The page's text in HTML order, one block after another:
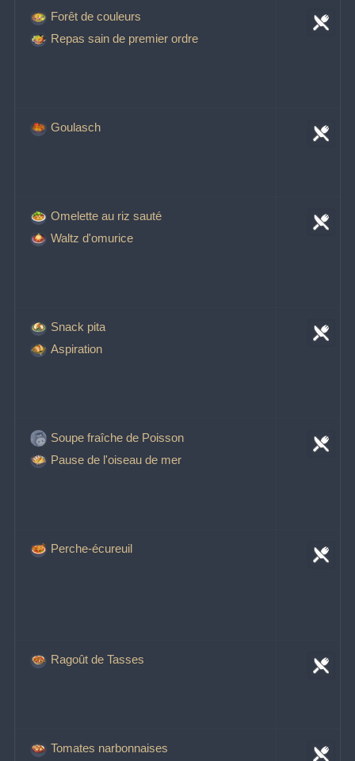
Forêt de couleurs
Repas sain de premier ordre
Goulasch
Omelette au riz sauté
Waltz d'omurice
Snack pita
Aspiration
Soupe fraîche de Poisson
Pause de l'oiseau de mer
Perche-écureuil
Ragoût de Tasses
Tomates narbonnaises